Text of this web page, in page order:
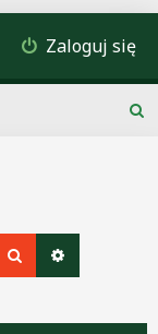
Zaloguj się
Szukaj